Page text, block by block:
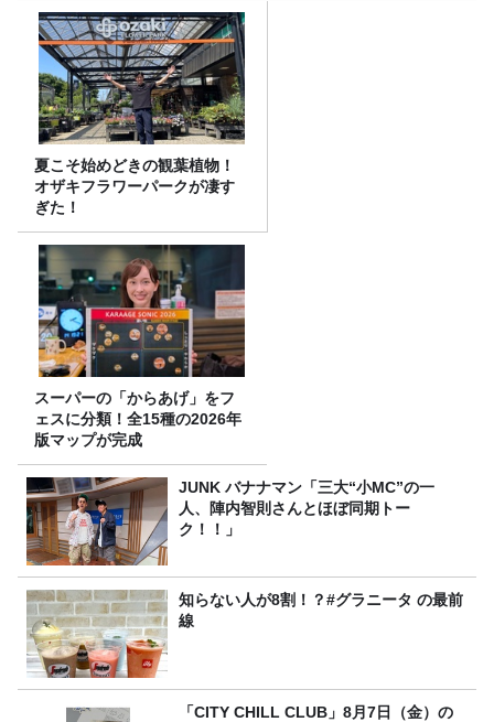
夏こそ始めどきの観葉植物！
オザキフラワーパークが凄す
ぎた！
スーパーの「からあげ」をフ
ェスに分類！全15種の2026年
版マップが完成
JUNK バナナマン「三大“小MC”の一
人、陣内智則さんとほぼ同期トー
ク！！」
知らない人が8割！？#グラニータ の最前
線
「CITY CHILL CLUB」8月7日（金）の